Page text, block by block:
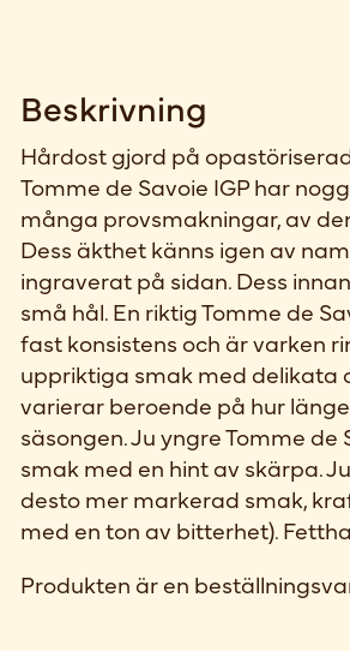
Beskrivning
Hårdost gjord på
Tomme de Savoie IGP har
många provsmakningar, av
Dess äkthet känns igen av
ingraverat på sidan. Dess
små hål. En riktig Tomme de
fast konsistens och är varken
uppriktiga smak med delikata
varierar beroende på hur
säsongen. Ju yngre Tomme
smak med en hint av skärpa.
desto mer markerad smak,
med en ton av bitterhet).
Produkten är en